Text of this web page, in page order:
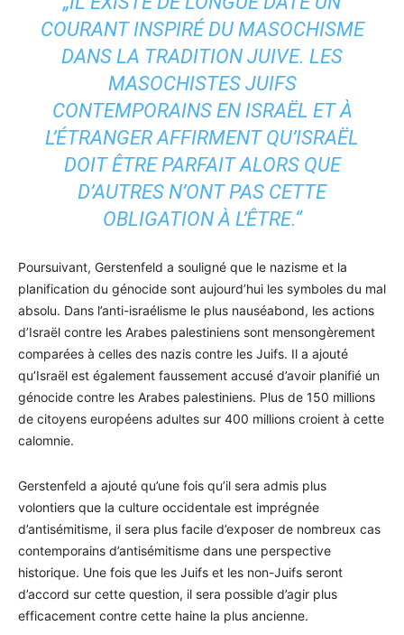
COURANT INSPIRÉ DU MASOCHISME
DANS LA TRADITION JUIVE. LES
MASOCHISTES JUIFS
CONTEMPORAINS EN ISRAËL ET À
L’ÉTRANGER AFFIRMENT QU’ISRAËL
DOIT ÊTRE PARFAIT ALORS QUE
D’AUTRES N’ONT PAS CETTE
OBLIGATION À L’ÊTRE.“
Poursuivant, Gerstenfeld a souligné que le nazisme et la
planification du génocide sont aujourd’hui les symboles du mal
absolu. Dans l’anti-israélisme le plus nauséabond, les actions
d’Israël contre les Arabes palestiniens sont mensongèrement
comparées à celles des nazis contre les Juifs. Il a ajouté
qu’Israël est également faussement accusé d’avoir planifié un
génocide contre les Arabes palestiniens. Plus de 150 millions
de citoyens européens adultes sur 400 millions croient à cette
calomnie.
Gerstenfeld a ajouté qu’une fois qu’il sera admis plus
volontiers que la culture occidentale est imprégnée
d’antisémitisme, il sera plus facile d’exposer de nombreux cas
contemporains d’antisémitisme dans une perspective
historique. Une fois que les Juifs et les non-Juifs seront
d’accord sur cette question, il sera possible d’agir plus
efficacement contre cette haine la plus ancienne.